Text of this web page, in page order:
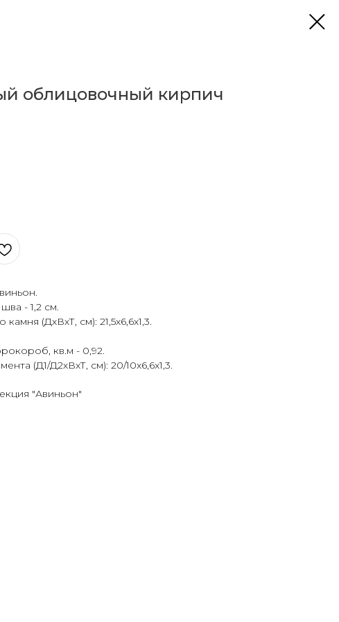
облицовочный кирпич
- 1,2 см.
(ДхВхТ, см): 21,5х6,6х1,3.
кв.м - 0,92.
(Д1/Д2хВхТ, см): 20/10x6,6x1,3.
"Авиньон"